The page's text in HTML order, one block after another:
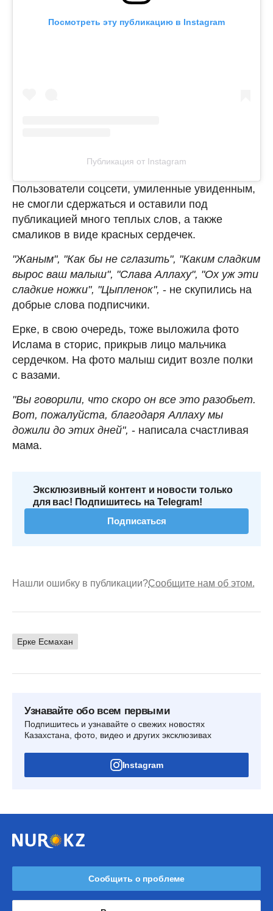
Посмотреть эту публикацию в Instagram
Публикация от Instagram
Пользователи соцсети, умиленные увиденным,
не смогли сдержаться и оставили под
публикацией много теплых слов, а также
смаликов в виде красных сердечек.
"Жаным", "Как бы не сглазить", "Каким сладким
вырос ваш малыш", "Слава Аллаху", "Ох уж эти
сладкие ножки", "Цыпленок", - не скупились на
добрые слова подписчики.
Ерке, в свою очередь, тоже выложила фото
Ислама в сторис, прикрыв лицо мальчика
сердечком. На фото малыш сидит возле полки
с вазами.
"Вы говорили, что скоро он все это разобьет.
Вот, пожалуйста, благодаря Аллаху мы
дожили до этих дней", - написала счастливая
мама.
Эксклюзивный контент и новости только
для вас! Подпишитесь на Telegram!
Подписаться
Нашли ошибку в публикации?Сообщите нам об этом.
Ерке Есмахан
Узнавайте обо всем первыми
Подпишитесь и узнавайте о свежих новостях
Казахстана, фото, видео и других эксклюзивах
Instagram
Сообщить о проблеме